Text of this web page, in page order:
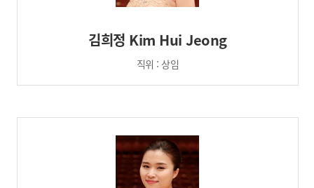
김희정 Kim Hui Jeong
직위 : 상임